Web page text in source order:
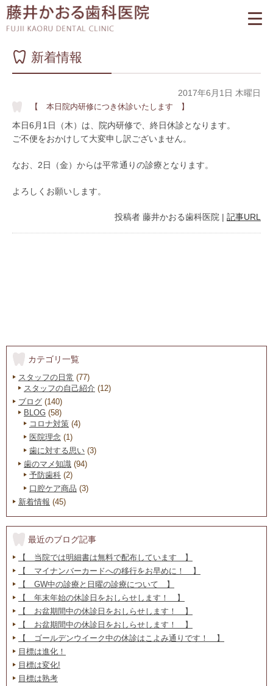
新着情報
2017年6月1日 木曜日
【 本日院内研修につき休診いたします 】
本日6月1日（木）は、院内研修で、終日休診となります。
ご不便をおかけして大変申し訳ございません。
なお、2日（金）からは平常通りの診療となります。
よろしくお願いします。
投稿者 藤井かおる歯科医院 | 記事URL
カテゴリ一覧
スタッフの日常 (77)
スタッフの自己紹介 (12)
ブログ (140)
BLOG (58)
コロナ対策 (4)
医院理念 (1)
歯に対する思い (3)
歯のマメ知識 (94)
予防歯科 (2)
口腔ケア商品 (3)
新着情報 (45)
最近のブログ記事
【 当院では明細書は無料で配布しています 】
【 マイナンバーカードへの移行をお早めに！ 】
【 GW中の診療と日曜の診療について 】
【 年末年始の休診日をおしらせします！ 】
【 お盆期間中の休診日をおしらせします！ 】
【 お盆期間中の休診日をおしらせします！ 】
【 ゴールデンウイーク中の休診はこよみ通りです！ 】
目標は進化！
目標は変化!
目標は熟考